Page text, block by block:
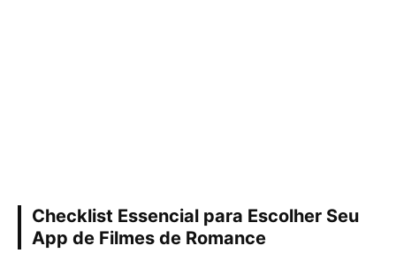
Checklist Essencial para Escolher Seu
App de Filmes de Romance